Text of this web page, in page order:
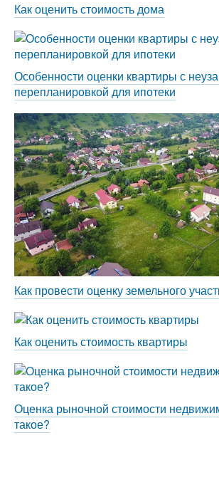
Как оценить стоимость дома
Особенности оценки квартиры с
перепланировкой для ипотеки
Как провести оценку земельного
Как оценить стоимость квартиры
Оценка рыночной стоимости
такое?